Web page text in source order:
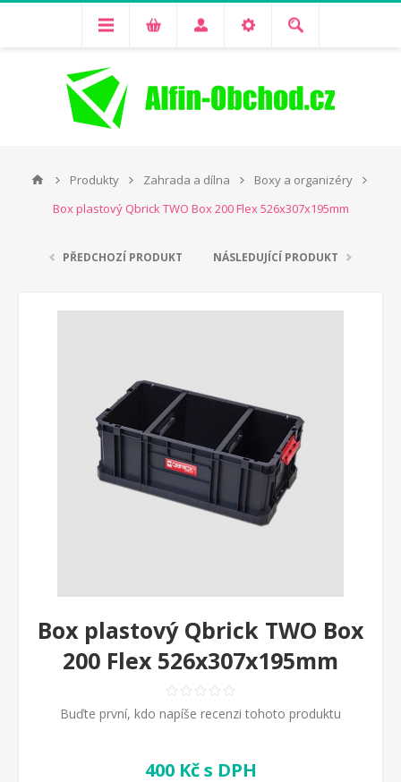
Produkty Zahrada a dílna
Boxy a organizéry
Box plastový Qbrick TWO Box 200 Flex 526x307x195mm
PŘEDCHOZÍ PRODUKT NÁSLEDUJÍCÍ PRODUKT
Box plastový Qbrick TWO Box
200 Flex 526x307x195mm
Buďte první, kdo napíše recenzi tohoto produktu
400 Kč s DPH